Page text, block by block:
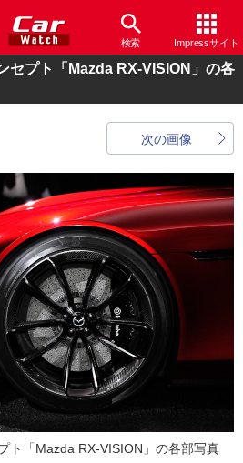
検索 Impressサイト
セプト「Mazda RX-VISION」の各
次の画像
ト「Mazda RX-VISION」の各部写真